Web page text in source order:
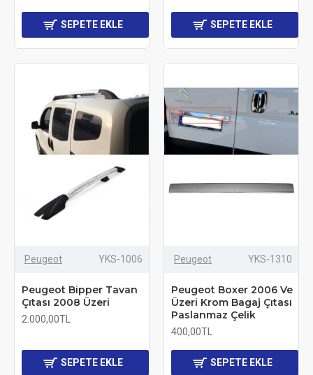
SEPETE EKLE SEPETE EKLE
Peugeot YKS-1006
Peugeot Bipper Tavan
Çıtası 2008 Üzeri
2.000,00TL
SEPETE EKLE
Peugeot YKS-1310
Peugeot Boxer 2006 Ve
Üzeri Krom Bagaj Çıtası
Paslanmaz Çelik
400,00TL
SEPETE EKLE